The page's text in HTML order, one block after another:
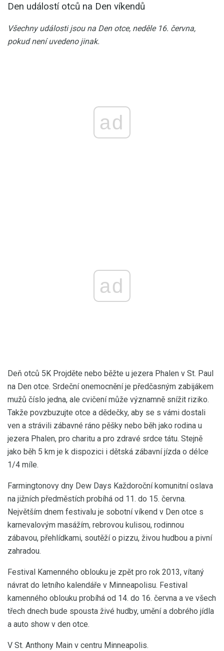
Den událostí otců na Den víkendů
Všechny události jsou na Den otce, neděle 16. června,
pokud není uvedeno jinak.
ad
ad
Deň otců 5K Projděte nebo běžte u jezera Phalen v St. Paul
na Den otce. Srdeční onemocnění je předčasným zabijákem
mužů číslo jedna, ale cvičení může významně snížit riziko.
Takže povzbuzujte otce a dědečky, aby se s vámi dostali
ven a strávili zábavné ráno pěšky nebo běh jako rodina u
jezera Phalen, pro charitu a pro zdravé srdce tátu. Stejně
jako běh 5 km je k dispozici i dětská zábavní jízda o délce
1/4 míle.
Farmingtonovy dny Dew Days Každoroční komunitní oslava
na jižních předměstích probíhá od 11. do 15. června.
Největším dnem festivalu je sobotní víkend v Den otce s
karnevalovým masážím, rebrovou kulisou, rodinnou
zábavou, přehlídkami, soutěží o pizzu, živou hudbou a pivní
zahradou.
Festival Kamenného oblouku je zpět pro rok 2013, vítaný
návrat do letního kalendáře v Minneapolisu. Festival
kamenného oblouku probíhá od 14. do 16. června a ve všech
třech dnech bude spousta živé hudby, umění a dobrého jídla
a auto show v den otce.
V St. Anthony Main v centru Minneapolis.